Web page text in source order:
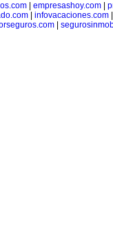
empresashoy.com
infovacaciones.com